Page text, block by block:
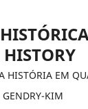
HISTÓRIA EM
KIM